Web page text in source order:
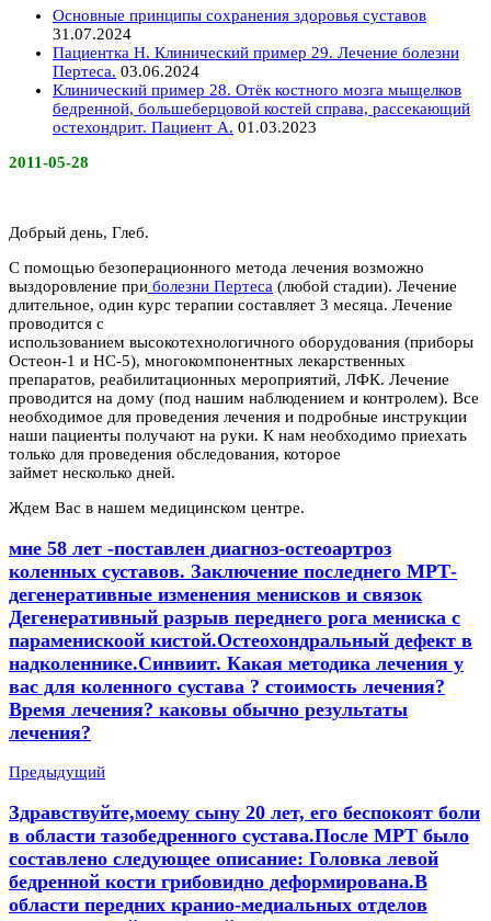
Основные принципы сохранения здоровья суставов
31.07.2024
Пациентка Н. Клинический пример 29. Лечение болезни
Пертеса. 03.06.2024
Клинический пример 28. Отёк костного мозга мыщелков
бедренной, большеберцовой костей справа, рассекающий
остехондрит. Пациент А. 01.03.2023
2011-05-28
Добрый день, Глеб.
С помощью безоперационного метода лечения возможно
выздоровление при болезни Пертеса (любой стадии). Лечение
длительное, один курс терапии составляет 3 месяца. Лечение
проводится с
использованием высокотехнологичного оборудования (приборы
Остеон-1 и НС-5), многокомпонентных лекарственных
препаратов, реабилитационных мероприятий, ЛФК. Лечение
проводится на дому (под нашим наблюдением и контролем). Все
необходимое для проведения лечения и подробные инструкции
наши пациенты получают на руки. К нам необходимо приехать
только для проведения обследования, которое
займет несколько дней.
Ждем Вас в нашем медицинском центре.
мне 58 лет -поставлен диагноз-остеоартроз
коленных суставов. Заключение последнего МРТ-
дегенеративные изменения менисков и связок
Дегенеративный разрыв переднего рога мениска с
параменискоой кистой.Остеохондральный дефект в
надколеннике.Синвиит. Какая методика лечения у
вас для коленного сустава ? стоимость лечения?
Время лечения? каковы обычно результаты
лечения?
Предыдущий
Здравствуйте,моему сыну 20 лет, его беспокоят боли
в области тазобедренного сустава.После МРТ было
составлено следующее описание: Головка левой
бедренной кости грибовидно деформирована.В
области передних кранио-медиальных отделов